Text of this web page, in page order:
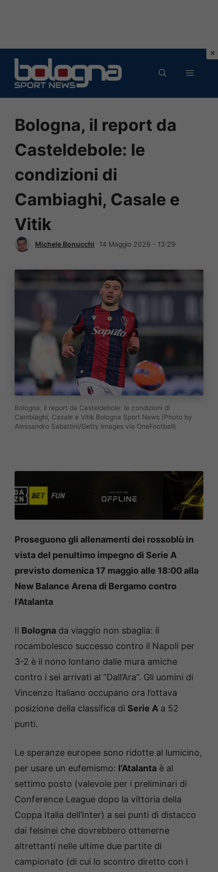
contenuto
MENU
Bologna, il report da
Casteldebole: le
condizioni di
Cambiaghi, Casale e
Vitik
Michele Bonucchi 14 Maggio 2026 - 13:29
Bologna, il report da Casteldebole: le condizioni di
Cambiaghi, Casale e Vitik Bologna Sport News (Photo by
Alessandro Sabattini/Getty Images via OneFootball)
Proseguono gli allenamenti dei rossoblù in
vista del penultimo impegno di Serie A
previsto domenica 17 maggio alle 18:00 alla
New Balance Arena di Bergamo contro
l’Atalanta
Il Bologna da viaggio non sbaglia: il
rocambolesco successo contro il Napoli per
3-2 è il nono lontano dalle mura amiche
contro i sei arrivati al “Dall’Ara”. Gli uomini di
Vincenzo Italiano occupano ora l’ottava
posizione della classifica di Serie A a 52
punti.
Le speranze europee sono ridotte al lumicino,
per usare un eufemismo: l’Atalanta è al
settimo posto (valevole per i preliminari di
Conference League dopo la vittoria della
Coppa Italia dell’Inter) a sei punti di distacco
dai felsinei che dovrebbero ottenerne
altrettanti nelle ultime due partite di
campionato (di cui lo scontro diretto con i